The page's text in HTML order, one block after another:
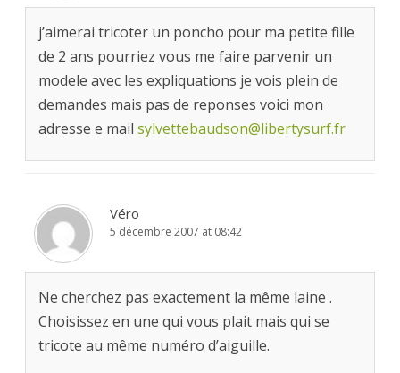
j’aimerai tricoter un poncho pour ma petite fille
de 2 ans pourriez vous me faire parvenir un
modele avec les expliquations je vois plein de
demandes mais pas de reponses voici mon
adresse e mail sylvettebaudson@libertysurf.fr
Véro
5 décembre 2007 at 08:42
Ne cherchez pas exactement la même laine .
Choisissez en une qui vous plait mais qui se
tricote au même numéro d’aiguille.